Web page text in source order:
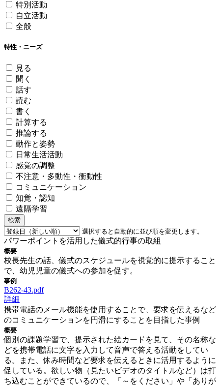
特別活動
自立活動
全般
特性・ニーズ
見る
聞く
話す
読む
書く
計算する
推論する
動作と姿勢
日常生活活動
感覚の調整
不注意・多動性・衝動性
コミュニケーション
知覚・認知
遠隔学習
検索
選択すると自動的に並び順を変更します。
パワーポイントを活用した儀式的行事の取組
概要
校長先生の話、儀式のスケジュールを視覚的に提示すること
で、幼児児童の儀式への参加を促す。
事例
B262-43.pdf
詳細
携帯電話のメール機能を使用することで、要求を伝えるなど
のコミュニケーションを円滑にすることを目指した事例
概要
個別の課題学習で、提示された絵カードを見て、その名称な
どを携帯電話に文字を入力して音声で答える活動をしてい
る。また、休み時間など要求を伝えるときに活用するように
促している。欲しい物（見たいビデオのタイトルなど）は打
ち込むことができているので、「～をください」や「ありが